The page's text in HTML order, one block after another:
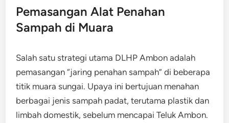
Pemasangan Alat Penahan
Sampah di Muara
Salah satu strategi utama DLHP Ambon adalah
pemasangan “jaring penahan sampah” di beberapa
titik muara sungai. Upaya ini bertujuan menahan
berbagai jenis sampah padat, terutama plastik dan
limbah domestik, sebelum mencapai Teluk Ambon.